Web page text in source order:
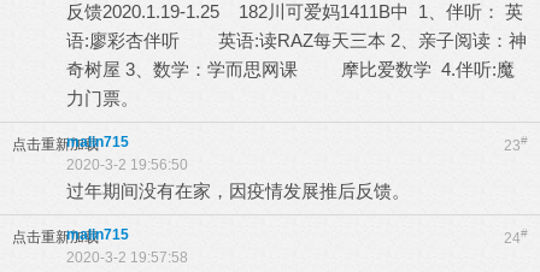
反馈2020.1.19-1.25 182川可爱妈1411B中 1、伴听： 英
语:廖彩杏伴听 英语:读RAZ每天三本 2、亲子阅读：神
奇树屋 3、数学：学而思网课 摩比爱数学 4.伴听:魔
力门票。
点击重新加载 23#
malin715
2020-3-2 19:56:50
过年期间没有在家，因疫情发展推后反馈。
点击重新加载 24#
malin715
2020-3-2 19:57:58